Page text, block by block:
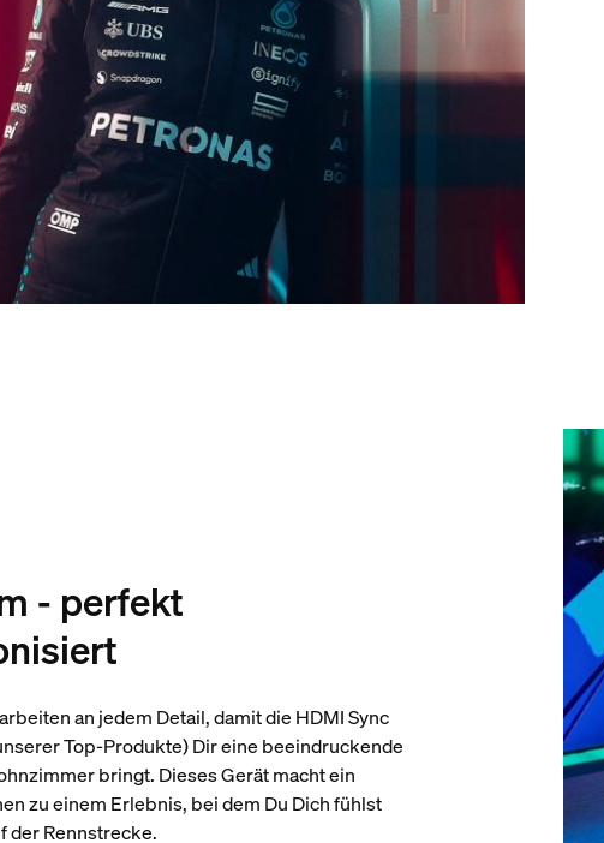
- perfekt
an jedem Detail, damit die HDMI Sync
Top-Produkte) Dir eine beeindruckende
bringt. Dieses Gerät macht ein
zu einem Erlebnis, bei dem Du Dich fühlst
der Rennstrecke.